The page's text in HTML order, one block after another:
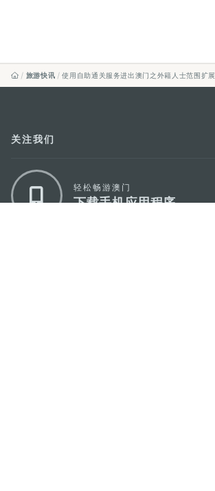
旅游快讯 使用自助通关服务进出澳门之外籍人士范围扩展
关注我们
轻松畅游澳门
下载手机应用程序